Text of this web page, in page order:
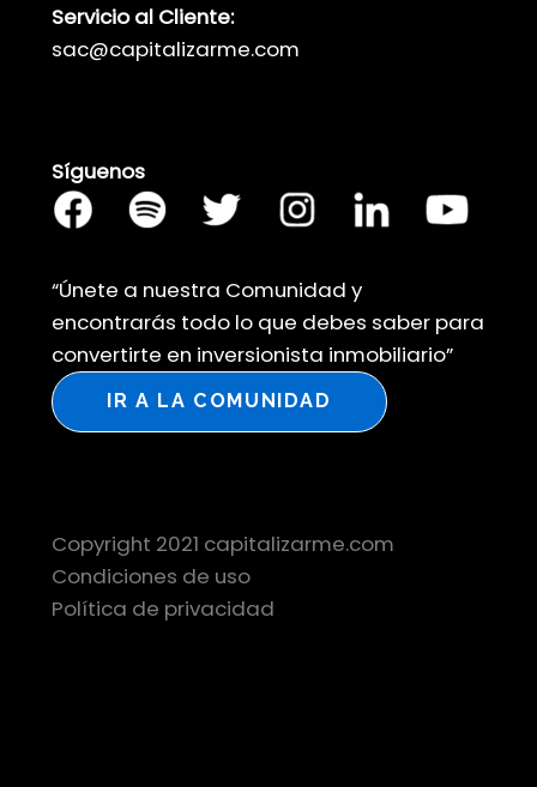
Servicio al Cliente:
sac@capitalizarme.com
Síguenos
“Únete a nuestra Comunidad y
encontrarás todo lo que debes saber para
convertirte en inversionista inmobiliario”
IR A LA COMUNIDAD
Copyright 2021 capitalizarme.com
Condiciones de uso
Política de privacidad